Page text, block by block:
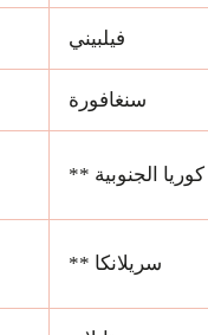
فيلبيني
سنغافورة
كوريا الجنوبية **
سريلانكا **